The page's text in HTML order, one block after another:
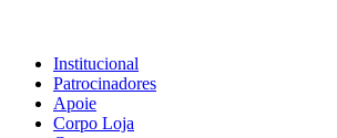
Institucional
Patrocinadores
Apoie
Corpo Loja